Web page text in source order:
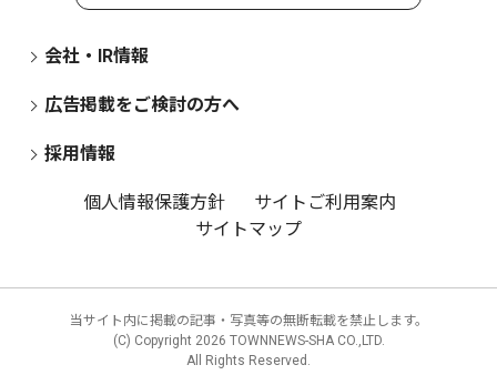
会社・IR情報
広告掲載をご検討の方へ
採用情報
個人情報保護方針
サイトご利用案内
サイトマップ
当サイト内に掲載の記事・写真等の無断転載を禁止します。
(C) Copyright 2026 TOWNNEWS-SHA CO.,LTD.
All Rights Reserved.